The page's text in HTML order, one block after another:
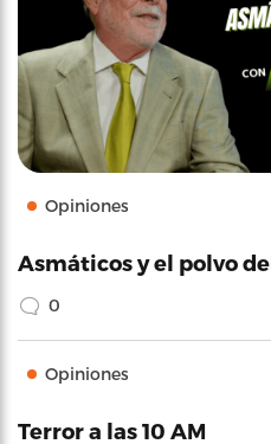
Opiniones
Asmáticos y el polvo
0
Opiniones
Terror a las 10 AM